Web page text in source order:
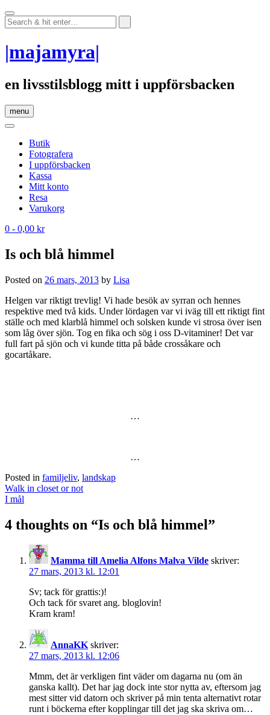
Skip
to
content
|majamyra|
en livsstilsblogg mitt i uppförsbacken
menu
Butik
Fotografera
I uppförsbacken
Kassa
Mitt konto
Resa
Varukorg
0 - 0,00 kr
Is och blå himmel
Posted on 26 mars, 2013 by Lisa
Helgen var riktigt trevlig! Vi hade besök av syrran och hennes
respektive med två kids. Under lördagen var vi iväg till ett riktigt fint
ställe och med klarblå himmel och solsken kunde vi strosa över isen
som låg över sjön. Tog en fika och sög i oss D-vitaminer! Det var
full fart på sjön och vi kunde titta på både crossåkare och
gocartåkare.
…
…
Posted in familjeliv, landskap
Post
navigation
Walk in closet or not
I mål
4 thoughts on “Is och blå himmel”
Mamma till Amelia Alfons Malva Vilde skriver:
27 mars, 2013 kl. 12:01
Sv; tack för grattis:)!
Och tack för svaret ang. bloglovin!
Kram kram!
AnnaKK skriver:
27 mars, 2013 kl. 12:06
Mmm, det är verkligen fint väder om dagarna nu (om än
ganska kallt). Det har jag dock inte stor nytta av, eftersom jag
mest sitter vid datorn och skriver på min tenta alternativt rotar
runt i böckerna efter kopplingar till det jag ska skriva om…